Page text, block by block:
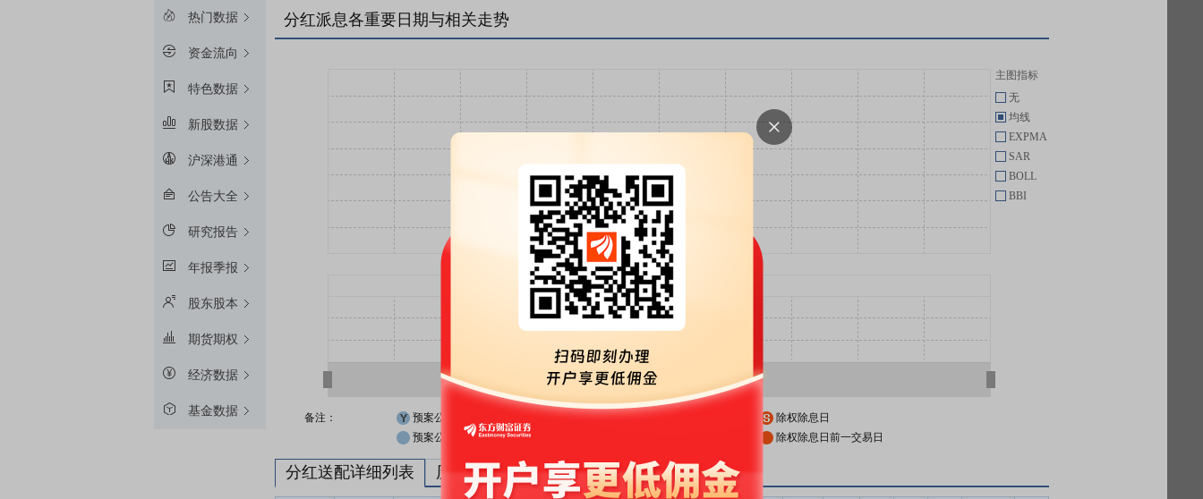
热门数据
资金流向
特色数据
新股数据
沪深港通
公告大全
研究报告
年报季报
股东股本
期货期权
经济数据
基金数据
分红派息各重要日期与相关走势
主图指标
无
均线
EXPMA
SAR
BOLL
BBI
备注： 预案公布日 股权登记日
除权除息日
预案公布日前一交易日
除权除息日前一交易日
分红送配详细列表 历次分红派息与涨跌幅表现